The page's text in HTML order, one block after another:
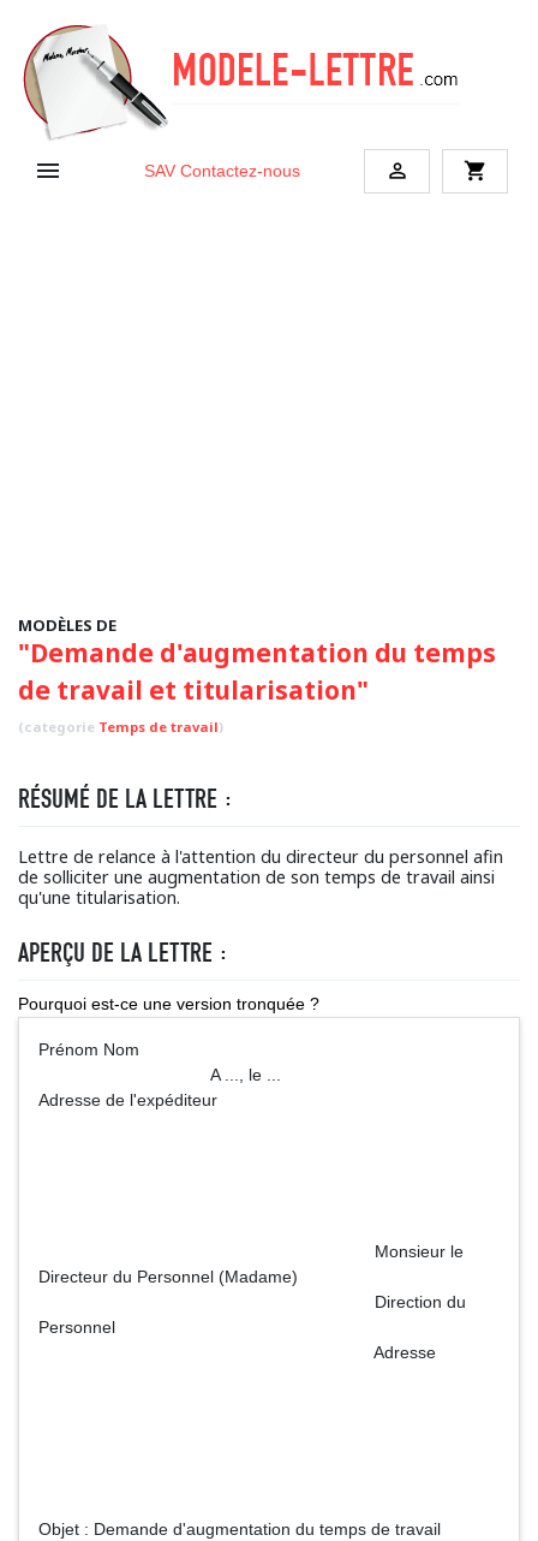
 SAV Contactez-nous  shopping_cart
MODÈLES DE
"Demande d'augmentation du temps
de travail et titularisation"
(categorie Temps de travail)
RÉSUMÉ DE LA LETTRE :
Lettre de relance à l'attention du directeur du personnel afin
de solliciter une augmentation de son temps de travail ainsi
qu'une titularisation.
APERÇU DE LA LETTRE :
Pourquoi est-ce une version tronquée ?
Prénom Nom
A ..., le ...
Adresse de l'expéditeur
Monsieur le
Directeur du Personnel (Madame)
Direction du
Personnel
Adresse
Objet : Demande d'augmentation du temps de travail